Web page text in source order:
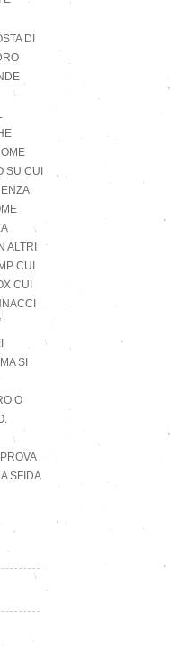
DI
SU CUI
ALTRI
CUI
CUI
SI
O
SFIDA